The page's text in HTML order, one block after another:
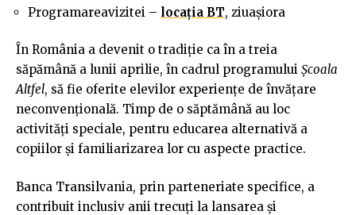
Programareavizitei – locația BT, ziuaşiora
În România a devenit o tradiție ca în a treia
săpămână a lunii aprilie, în cadrul programului Școala
Altfel, să fie oferite elevilor experiențe de învățare
neconvențională. Timp de o săptămână au loc
activități speciale, pentru educarea alternativă a
copiilor şi familiarizarea lor cu aspecte practice.
Banca Transilvania, prin parteneriate specifice, a
contribuit inclusiv anii trecuți la lansarea şi